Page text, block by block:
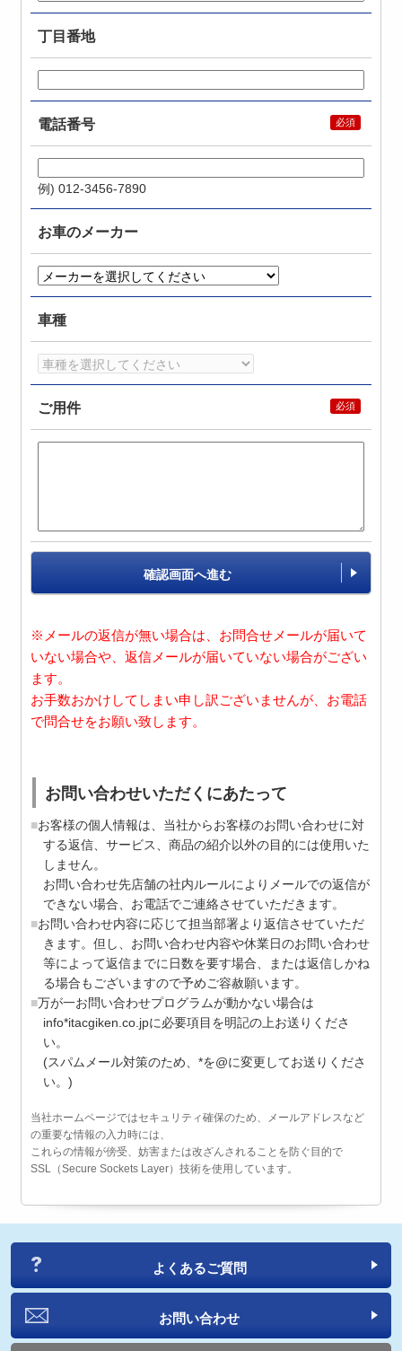
丁目番地
電話番号
例) 012-3456-7890
お車のメーカー
車種
ご用件
確認画面へ進む
※メールの返信が無い場合は、お問合せメールが届いて
いない場合や、返信メールが届いていない場合がござい
ます。
お手数おかけしてしまい申し訳ございませんが、お電話
で問合せをお願い致します。
お問い合わせいただくにあたって
お客様の個人情報は、当社からお客様のお問い合わせに対
する返信、サービス、商品の紹介以外の目的には使用いた
しません。
お問い合わせ先店舗の社内ルールによりメールでの返信が
できない場合、お電話でご連絡させていただきます。
お問い合わせ内容に応じて担当部署より返信させていただ
きます。但し、お問い合わせ内容や休業日のお問い合わせ
等によって返信までに日数を要す場合、または返信しかね
る場合もございますので予めご容赦願います。
万が一お問い合わせプログラムが動かない場合は
info*itacgiken.co.jpに必要項目を明記の上お送りくださ
い。
(スパムメール対策のため、*を@に変更してお送りくださ
い。)
当社ホームページではセキュリティ確保のため、メールアドレスなど
の重要な情報の入力時には、
これらの情報が傍受、妨害または改ざんされることを防ぐ目的で
SSL（Secure Sockets Layer）技術を使用しています。
よくあるご質問
お問い合わせ